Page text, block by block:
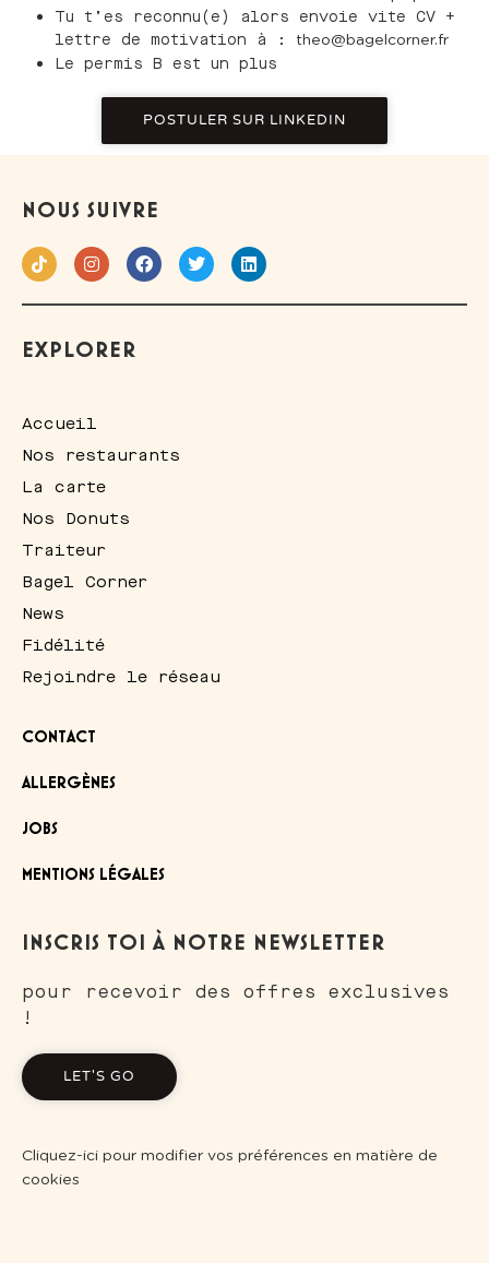
Tu t’es reconnu(e) alors envoie vite CV +
lettre de motivation à :
theo@bagelcorner.fr
Le permis B est un plus
POSTULER SUR LINKEDIN
NOUS SUIVRE
EXPLORER
Accueil
Nos restaurants
La carte
Nos Donuts
Traiteur
Bagel Corner
News
Fidélité
Rejoindre le réseau
CONTACT
ALLERGÈNES
JOBS
MENTIONS LÉGALES
INSCRIS TOI À NOTRE NEWSLETTER
pour recevoir des offres exclusives
!
LET'S GO
Cliquez-ici pour modifier vos préférences en matière de
cookies